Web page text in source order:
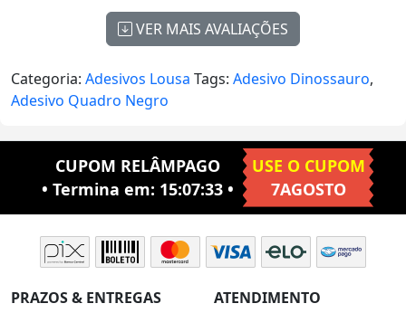
VER MAIS AVALIAÇÕES
Categoria: Adesivos Lousa Tags: Adesivo Dinossauro,
Adesivo Quadro Negro
CUPOM RELÂMPAGO
• Termina em: 15:07:32•
USE O CUPOM
7AGOSTO
PRAZOS & ENTREGAS ATENDIMENTO